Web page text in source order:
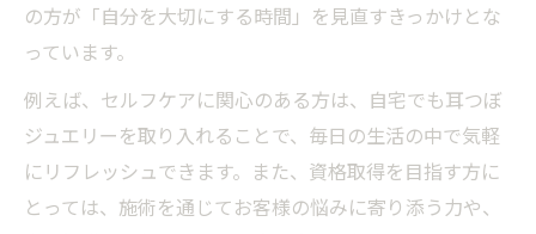
初心者でも安心の耳つぼジュエリー選び方
ガイド
堺市で見つかる耳つぼジュエリーの選定基
準
おしゃれと効果を両立する耳つぼジュエリ
ーの選び方
の方が「自分を大切にする時間」を見直すきっかけとな
っています。
例えば、セルフケアに関心のある方は、自宅でも耳つぼ
ジュエリーを取り入れることで、毎日の生活の中で気軽
にリフレッシュできます。また、資格取得を目指す方に
とっては、施術を通じてお客様の悩みに寄り添う力や、